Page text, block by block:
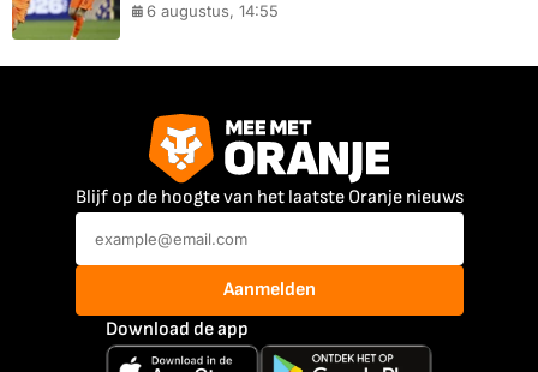
6 augustus, 14:55
Blijf op de hoogte van het laatste Oranje nieuws
Aanmelden
Download de app